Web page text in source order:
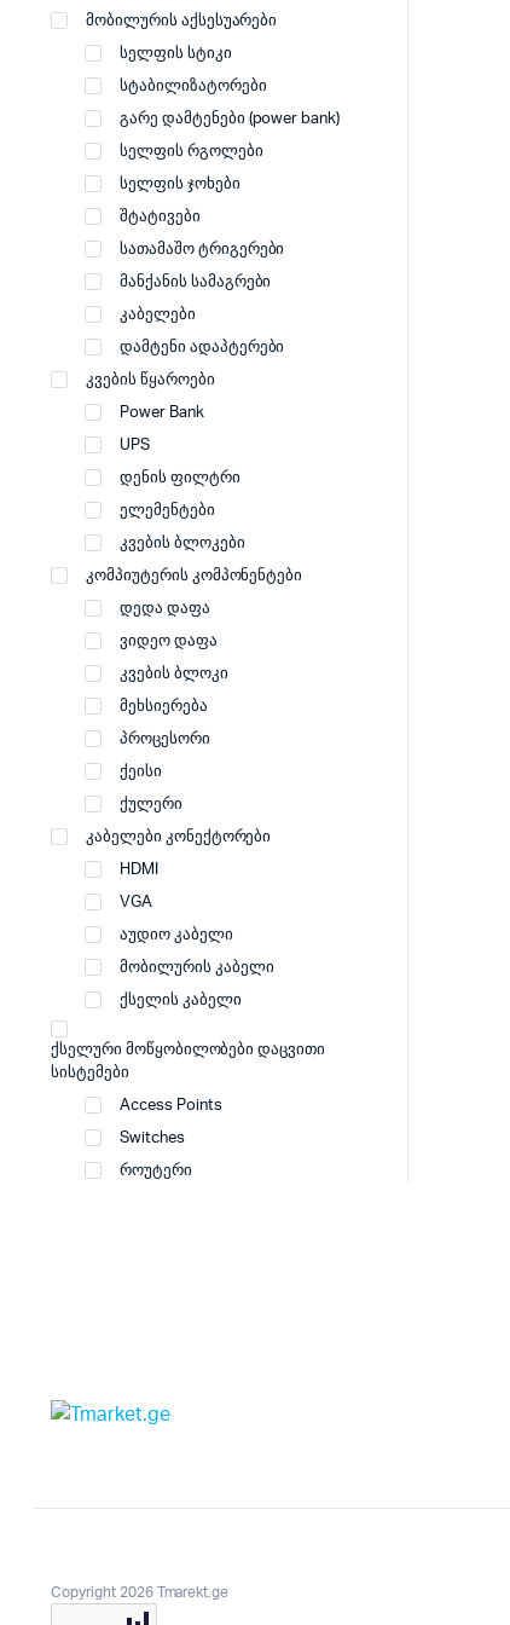
მობილურის აქსესუარები
სელფის სტიკი
სტაბილიზატორები
გარე დამტენები (power bank)
სელფის რგოლები
სელფის ჯოხები
შტატივები
სათამაშო ტრიგერები
მანქანის სამაგრები
კაბელები
დამტენი ადაპტერები
კვების წყაროები
Power Bank
UPS
დენის ფილტრი
ელემენტები
კვების ბლოკები
კომპიუტერის კომპონენტები
დედა დაფა
ვიდეო დაფა
კვების ბლოკი
მეხსიერება
პროცესორი
ქეისი
ქულერი
კაბელები კონექტორები
HDMI
VGA
აუდიო კაბელი
მობილურის კაბელი
ქსელის კაბელი
ქსელური მოწყობილობები დაცვითი
სისტემები
Access Points
Switches
როუტერი
Copyright 2026 Tmarekt.ge